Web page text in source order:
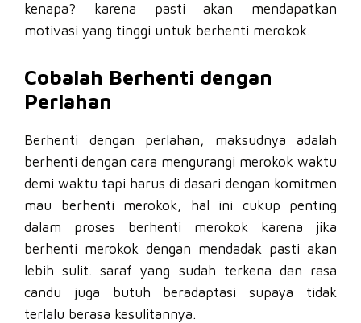
kenapa? karena pasti akan mendapatkan
motivasi yang tinggi untuk berhenti merokok.
Cobalah Berhenti dengan
Perlahan
Berhenti dengan perlahan, maksudnya adalah
berhenti dengan cara mengurangi merokok waktu
demi waktu tapi harus di dasari dengan komitmen
mau berhenti merokok, hal ini cukup penting
dalam proses berhenti merokok karena jika
berhenti merokok dengan mendadak pasti akan
lebih sulit. saraf yang sudah terkena dan rasa
candu juga butuh beradaptasi supaya tidak
terlalu berasa kesulitannya.